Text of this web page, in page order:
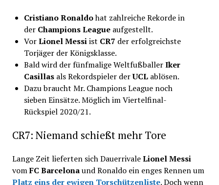
Cristiano Ronaldohat zahlreiche Rekorde in
der Champions Leagueaufgestellt.
VorLionel Messiist CR7 der erfolgreichste
Torjäger der Königsklasse.
Bald wird der fünfmalige WeltfußballerIker
Casillasals Rekordspieler derUCLablösen.
Dazu braucht Mr. Champions League noch
sieben Einsätze. Möglich im Viertelfinal-
Rückspiel 2020/21.
CR7: Niemand schießt mehr Tore
Lange Zeit lieferten sich DauerrivaleLionel Messi
vomFC Barcelonaund Ronaldo ein enges Rennen um
Platz eins der ewigen Torschützenliste. Doch wenn